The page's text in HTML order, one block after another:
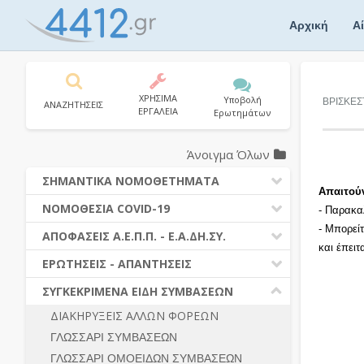
Αρχική
-
-
και
ΑΝΑΖΗΤΗΣΕΙΣ
ΧΡΗΣΙΜΑ
ΕΡΓΑΛΕΙΑ
Υποβολή
Ερωτημάτων
Άνοιγμα Όλων
ΣΗΜΑΝΤΙΚΑ ΝΟΜΟΘΕΤΗΜΑΤΑ
ΔΗΜΟΣΙΕΣ ΣΥΜΒΑΣΕΙΣ (Ν. 4412/2016)
ΔΗΜΟΤΙΚΟΣ ΚΩΔΙΚΑΣ (Ν.3463/2006)
ΚΑΛΛΙΚΡΑΤΗΣ (Ν.3852/2010)
ΝΟΜΟΘΕΣΙΑ - ΝΟΜΟΛΟΓΙΑ (ΣΥΝΟΛΟ)
ΝΟΜΟΘΕΣΙΑ COVID-19
ΝΟΜΟΘΕΣΙΑ - ΝΟΜΟΛΟΓΙΑ COVID -19
ΕΡΩΤΗΣΕΙΣ - ΑΠΑΝΤΗΣΕΙΣ
ΑΠΟΦΑΣΕΙΣ Α.Ε.Π.Π. - Ε.Α.ΔΗ.ΣΥ.
ΠΡΟΔΙΚΑΣΤΙΚΗ ΠΡΟΣΦΥΓΗ
ΓΕΝΙΚΟΙ ΚΑΝΟΝΕΣ
ΔΙΚΑΙΟΥΜΕΝΟΙ ΣΥΜΜΕΤΟΧΗΣ
ΠΡΟΣΦΟΡΕΣ – ΔΙΚΑΙΟΛΟΓΗΤΙΚΑ
ΣΥΜΜΕΤΟΧΗΣ
ΕΡΩΤΗΣΕΙΣ - ΑΠΑΝΤΗΣΕΙΣ
Ν. 4782/2021 - ΤΡΟΠΟΠΟΙΗΣΗ
4412/2016
ΔΙΕΞΑΓΩΓΗ ΔΙΑΔΙΚΑΣΙΑΣ
ΔΙΑΔΙΚΑΣΙΕΣ ΑΝΑΘΕΣΗΣ
ΣΥΓΚΕΚΡΙΜΕΝΑ ΕΙΔΗ ΣΥΜΒΑΣΕΩΝ
ΔΙΑΚΗΡΥΞΕΙΣ ΑΛΛΩΝ ΦΟΡΕΩΝ
ΓΛΩΣΣΑΡΙ ΣΥΜΒΑΣΕΩΝ
ΓΛΩΣΣΑΡΙ ΟΜΟΕΙΔΩΝ ΣΥΜΒΑΣΕΩΝ